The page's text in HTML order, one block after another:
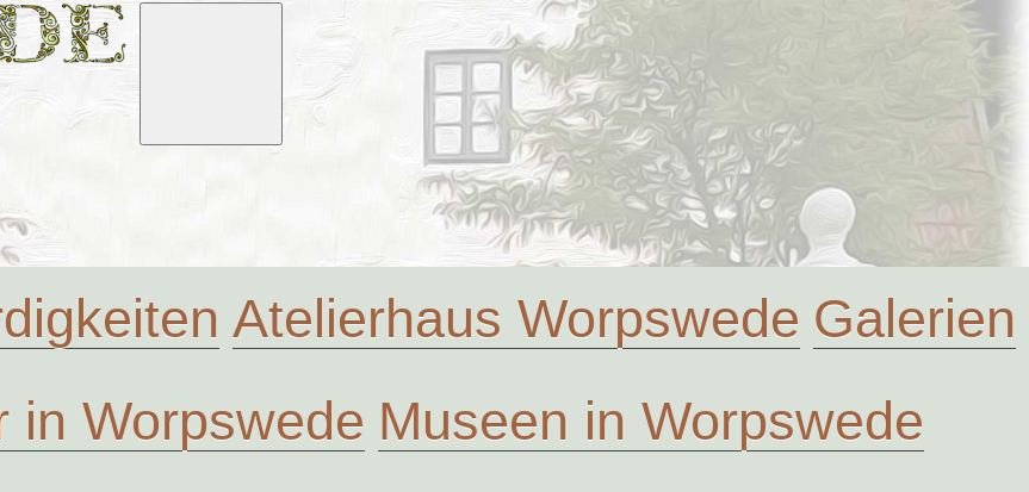
Atelierhaus Worpswede Galerien
in Worpswede Museen in Worpswede